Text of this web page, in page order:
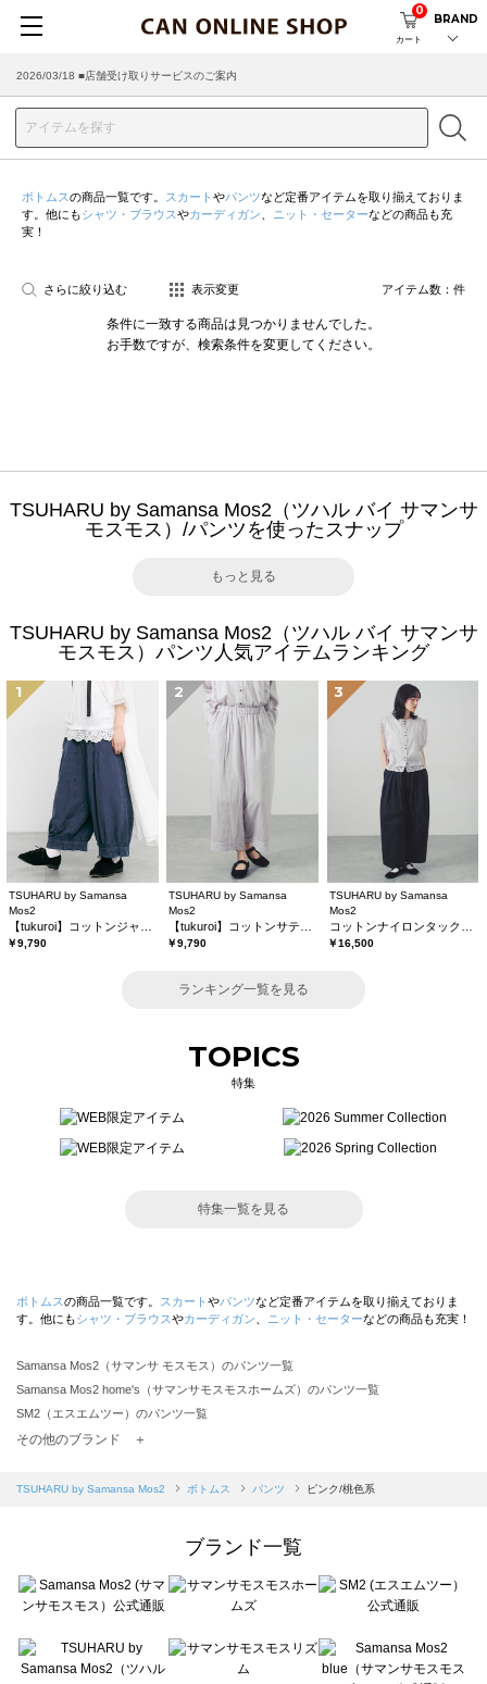
カート
0
BRAND
2026/03/18 ■店舗受け取りサービスのご案内
ボトムスの商品一覧です。 スカート やパンツなど定番アイテムを取り揃えておりま
す。他にもシャツ・ブラウスやカーディガン ニット・セーターなどの商品も充
実！
さらに絞り込む 表示変更 アイテム数： 件
条件に一致する商品は見つかりませんでした。
お手数ですが、検索条件を変更してください。
TSUHARU by Samansa Mos2（ツハル バイ サマンサ
モスモス）/パンツを使ったスナップ
もっと見る
TSUHARU by Samansa Mos2（ツハル バイ サマンサ
モスモス）パンツ人気アイテムランキング
1
TSUHARU by Samansa
Mos2
￥9,790
2
TSUHARU by Samansa
Mos2
￥9,790
3
TSUHARU by Samansa
Mos2
￥16,500
ランキング一覧を見る
TOPICS
特集
特集一覧を見る
ボトムスの商品一覧です。 スカート やパンツなど定番アイテムを取り揃えておりま
す。他にもシャツ・ブラウスやカーディガン ニット・セーターなどの商品も充実！
Samansa Mos2（サマンサ モスモス）のパンツ一覧
Samansa Mos2 home's（サマンサモスモスホームズ）のパンツ一覧
SM2（エスエムツー）のパンツ一覧
TSUHARU by Samansa Mos2（ツハルバイサマンサモスモス）のパンツ一覧
Samansa Mos2 blue（サマンサモスモス ブルー）のパンツ一覧
sō4ū（ソウフォーユー）のパンツ一覧
Te chichi（テチチ）のパンツ一覧
Te chichi CLASSIC（テチチ クラシック）のパンツ一覧
Lugnoncure（ルノンキュール）のパンツ一覧
BETTY'S BLUE（べティーズブルー）のパンツ一覧
その他のブランド ＋
TSUHARU by Samansa Mos2 ボトムス パンツ ピンク/桃色系
ブランド一覧